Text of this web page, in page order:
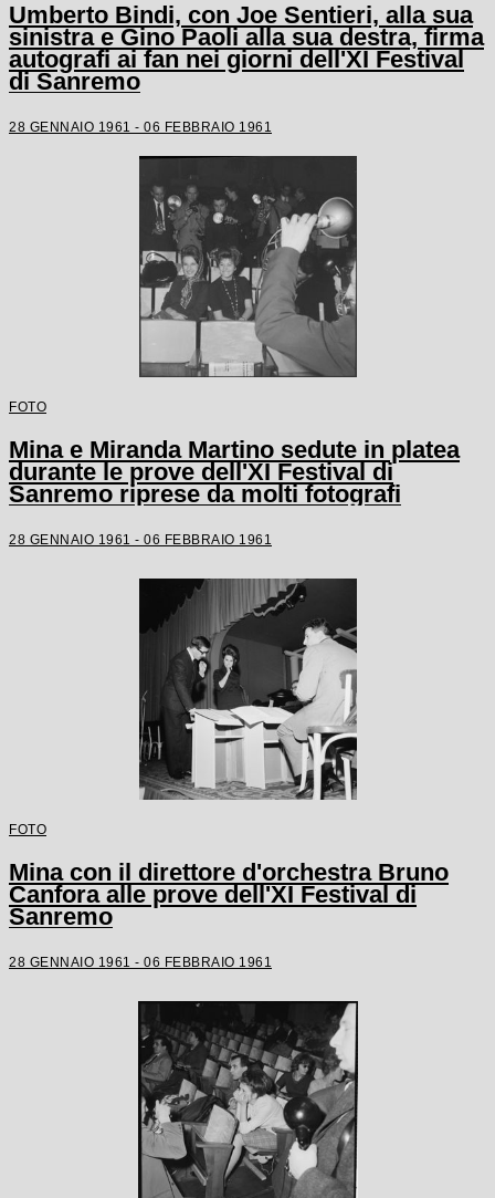
Umberto Bindi, con Joe Sentieri, alla sua
sinistra e Gino Paoli alla sua destra, firma
autografi ai fan nei giorni dell'XI Festival
di Sanremo
28 GENNAIO 1961 - 06 FEBBRAIO 1961
FOTO
Mina e Miranda Martino sedute in platea
durante le prove dell'XI Festival di
Sanremo riprese da molti fotografi
28 GENNAIO 1961 - 06 FEBBRAIO 1961
FOTO
Mina con il direttore d'orchestra Bruno
Canfora alle prove dell'XI Festival di
Sanremo
28 GENNAIO 1961 - 06 FEBBRAIO 1961